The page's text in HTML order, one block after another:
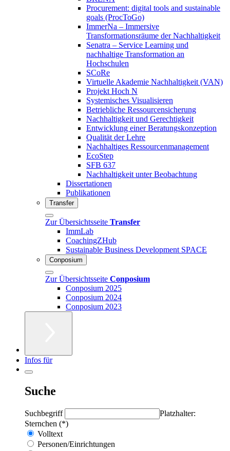
Procurement: digital tools and sustainable
goals (ProcToGo)
ImmerNa – Immersive
Transformationsräume der Nachhaltigkeit
Senatra – Service Learning und
nachhaltige Transformation an
Hochschulen
SCoRe
Virtuelle Akademie Nachhaltigkeit (VAN)
Projekt Hoch N
Systemisches Visualisieren
Betriebliche Ressourcensicherung
Nachhaltigkeit und Gerechtigkeit
Entwicklung einer Beratungskonzeption
Qualität der Lehre
Nachhaltiges Ressourcenmanagement
EcoStep
SFB 637
Nachhaltigkeit unter Beobachtung
Dissertationen
Publikationen
Transfer
Zur Übersichtsseite Transfer
ImmLab
CoachingZHub
Sustainable Business Development SPACE
Conposium
Zur Übersichtsseite Conposium
Conposium 2025
Conposium 2024
Conposium 2023
Infos für
Suche
Suchbegriff
Platzhalter:
Sternchen (*)
Volltext
Personen/Einrichtungen